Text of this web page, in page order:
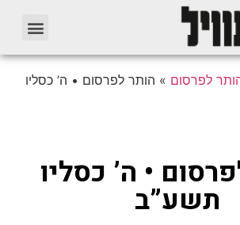
לפרסום » הותר לפרסום • ה’ כסליו
• ה’ כסליו
תשע”ב